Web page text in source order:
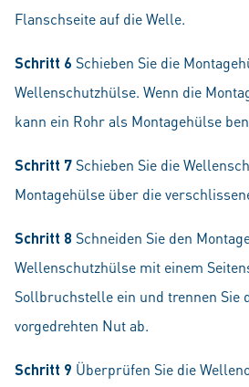
Flanschseite auf die Welle.
Schritt 6 Schieben Sie die
Wellenschutzhülse. Wenn die
kann ein Rohr als Montagehülse
Schritt 7 Schieben Sie die
Montagehülse über die
Schritt 8 Schneiden Sie den
Wellenschutzhülse mit einem
Sollbruchstelle ein und trennen Sie
vorgedrehten Nut ab.
Schritt 9 Überprüfen Sie die